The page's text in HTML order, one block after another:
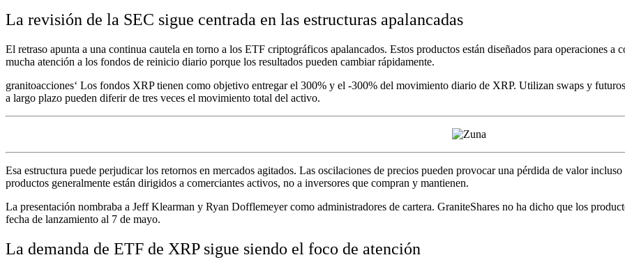
La revisión de la SEC sigue centrada en las estructuras apalancadas
El retraso apunta a una continua cautela en torno a los ETF criptográficos apalancados. Estos productos están diseñados para operaciones
mucha atención a los fondos de reinicio diario porque los resultados pueden cambiar rápidamente.
granitoacciones‘ Los fondos XRP tienen como objetivo entregar el 300% y el -300% del movimiento diario de XRP. Utilizan swaps y
a largo plazo pueden diferir de tres veces el movimiento total del activo.
Esa estructura puede perjudicar los retornos en mercados agitados. Las oscilaciones de precios pueden provocar una pérdida de valor
productos generalmente están dirigidos a comerciantes activos, no a inversores que compran y mantienen.
La presentación nombraba a Jeff Klearman y Ryan Dofflemeyer como administradores de cartera. GraniteShares no ha dicho que los
fecha de lanzamiento al 7 de mayo.
La demanda de ETF de XRP sigue siendo el foco de atención